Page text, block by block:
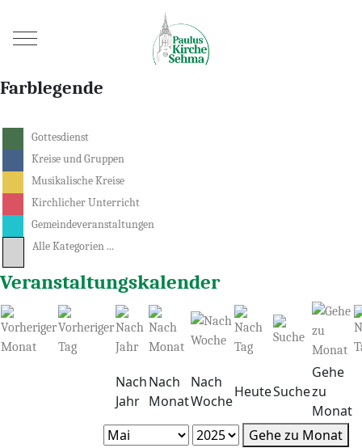
Mobile Menu Toggle
Farblegende
Gottesdienst
Kreise und Gruppen
Musikalische Kreise
Kirchlicher Unterricht
Gemeindeveranstaltungen
Alle Kategorien ...
Veranstaltungskalender
Nach
Jahr
Nach
Monat
Nach
Woche
HeuteSuche
Gehe
zu
Monat
Gehe zu Monat